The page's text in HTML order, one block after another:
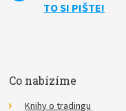
TO SI PIŠTE!
Co nabízíme
Knihy o tradingu